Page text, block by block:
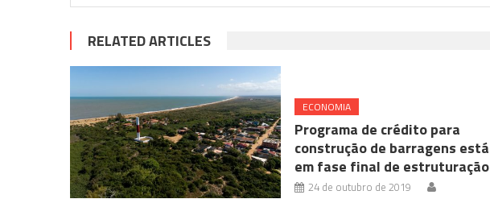
RELATED ARTICLES
ECONOMIA
Programa de crédito para
construção de barragens está
em fase final de estruturação
24 de outubro de 2019